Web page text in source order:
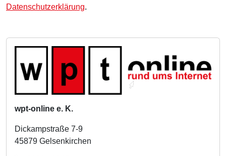
Datenschutzerklärung.
wpt-online e. K.
Dickampstraße 7-9
45879 Gelsenkirchen